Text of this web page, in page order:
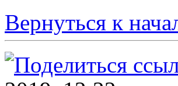
Вернуться к